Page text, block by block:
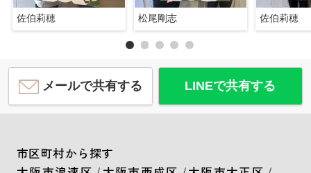
佐伯莉穂 松尾剛志 佐伯莉穂
メールで共有する LINEで共有する
市区町村から探す